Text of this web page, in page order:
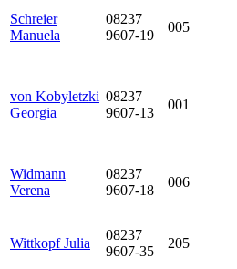
Schreier
Manuela
08237
9607-19
005
von Kobyletzki
Georgia
08237
9607-13
001
Widmann
Verena
08237
9607-18
006
Wittkopf Julia
08237
9607-35
205